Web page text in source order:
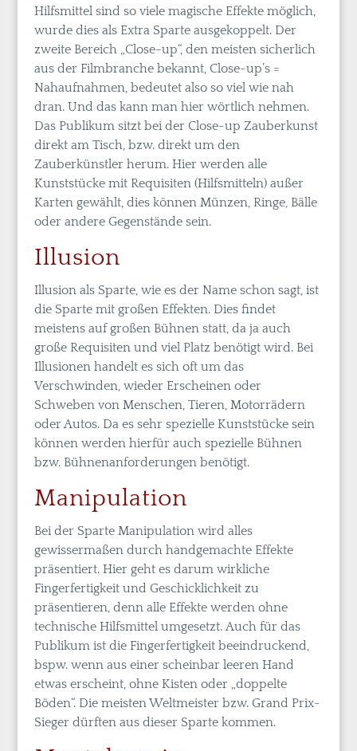
Hilfsmittel sind so viele magische Effekte möglich,
wurde dies als Extra Sparte ausgekoppelt. Der
zweite Bereich „Close-up“, den meisten sicherlich
aus der Filmbranche bekannt, Close-up’s =
Nahaufnahmen, bedeutet also so viel wie nah
dran. Und das kann man hier wörtlich nehmen.
Das Publikum sitzt bei der Close-up Zauberkunst
direkt am Tisch, bzw. direkt um den
Zauberkünstler herum. Hier werden alle
Kunststücke mit Requisiten (Hilfsmitteln) außer
Karten gewählt, dies können Münzen, Ringe, Bälle
oder andere Gegenstände sein.
Illusion
Illusion als Sparte, wie es der Name schon sagt, ist
die Sparte mit großen Effekten. Dies findet
meistens auf großen Bühnen statt, da ja auch
große Requisiten und viel Platz benötigt wird. Bei
Illusionen handelt es sich oft um das
Verschwinden, wieder Erscheinen oder
Schweben von Menschen, Tieren, Motorrädern
oder Autos. Da es sehr spezielle Kunststücke sein
können werden hierfür auch spezielle Bühnen
bzw. Bühnenanforderungen benötigt.
Manipulation
Bei der Sparte Manipulation wird alles
gewissermaßen durch handgemachte Effekte
präsentiert. Hier geht es darum wirkliche
Fingerfertigkeit und Geschicklichkeit zu
präsentieren, denn alle Effekte werden ohne
technische Hilfsmittel umgesetzt. Auch für das
Publikum ist die Fingerfertigkeit beeindruckend,
bspw. wenn aus einer scheinbar leeren Hand
etwas erscheint, ohne Kisten oder „doppelte
Böden“. Die meisten Weltmeister bzw. Grand Prix-
Sieger dürften aus dieser Sparte kommen.